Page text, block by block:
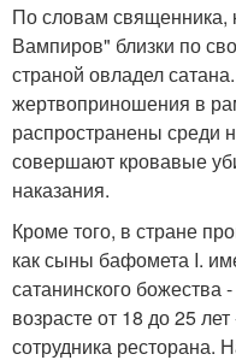
По словам священника,
Вампиров" близки по
страной овладел
жертвоприношения в
распространены среди
совершают кровавые
наказания.
Кроме того, в стране
как сыны бафомета I.
сатанинского
возрасте от 18 до 25
сотрудника ресторана.